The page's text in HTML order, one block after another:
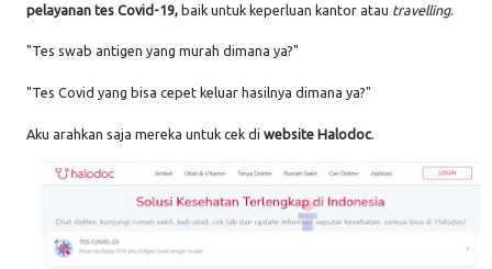
pelayanan tes Covid-19, baik untuk keperluan kantor atau travelling.
"Tes swab antigen yang murah dimana ya?"
"Tes Covid yang bisa cepet keluar hasilnya dimana ya?"
Aku arahkan saja mereka untuk cek di website Halodoc